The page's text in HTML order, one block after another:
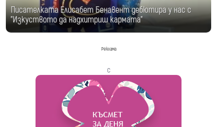
Писателката Елисабет Бенавент дебютира у нас с
"Изкуството да надхитриш кармата"
Реклама
с